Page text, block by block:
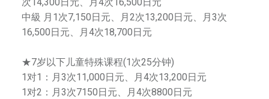
中級 月1次7,150日元、月2次13,200日元、月3次
16,500日元、月4次18,700日元
★7岁以下儿童特殊课程(1次25分钟)
1对1：月3次11,000日元、月4次13,200日元
1对2：月3次7150日元、月4次8800日元